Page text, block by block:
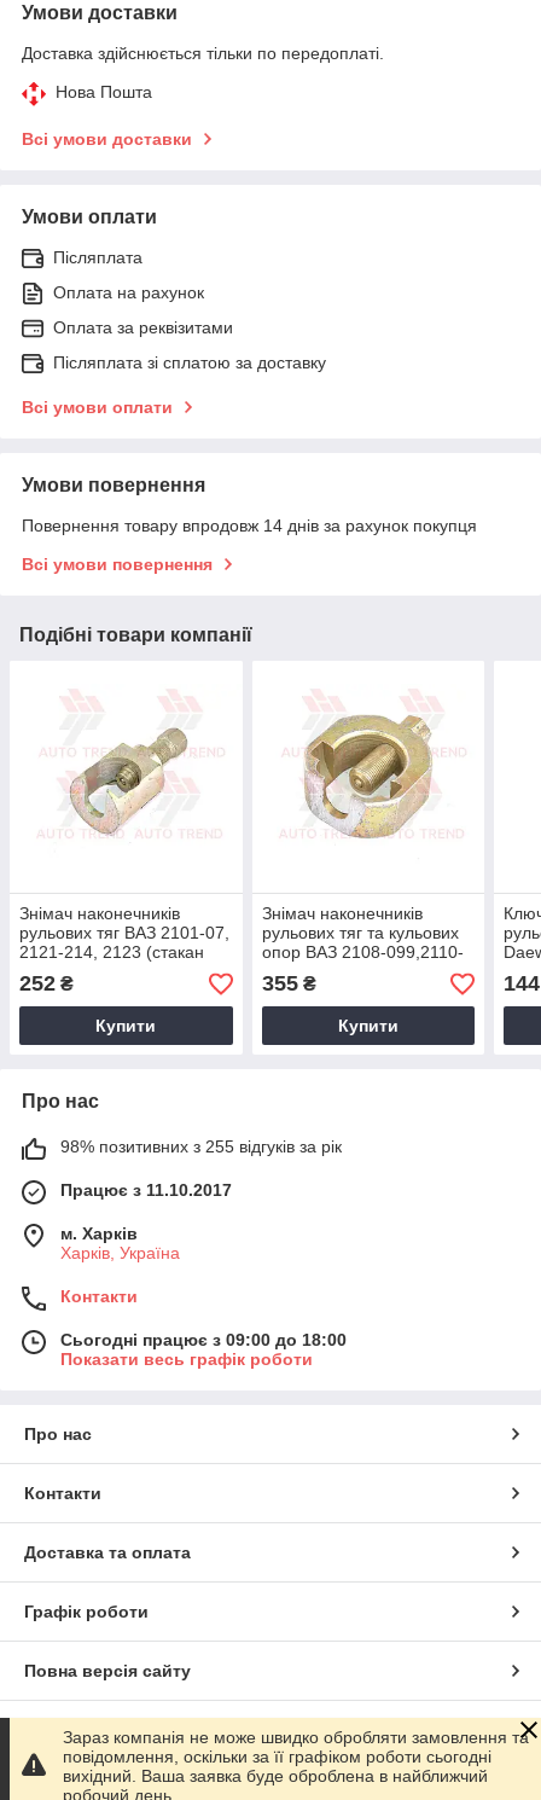
Умови доставки
Доставка здійснюється тільки по передоплаті.
Нова Пошта
Всі умови доставки
Умови оплати
Післяплата
Оплата на рахунок
Оплата за реквізитами
Післяплата зі сплатою за доставку
Всі умови оплати
Умови повернення
Повернення товару впродовж 14 днів за рахунок покупця
Всі умови повернення
Подібні товари компанії
Знімач наконечників
рульових тяг ВАЗ 2101-07,
2121-214, 2123 (стакан
малий)
252 ₴
Купити
Знімач наконечників
рульових тяг та кульових
опор ВАЗ 2108-099,2110-
12, 2170
355₴
Купити
144
Про нас
98% позитивних з 255 відгуків за рік
Працює з 11.10.2017
м. Харків
Харків, Україна
Контакти
Сьогодні працює з 09:00 до 18:00
Показати весь графік роботи
Про нас
Контакти
Доставка та оплата
Графік роботи
Повна версія сайту
Сайт створено на маркетплейсіProm.ua
Політика конфіденційності
Зараз компанія не може швидко обробляти замовлення та
повідомлення, оскільки за її графіком роботи сьогодні
вихідний. Ваша заявка буде оброблена в найближчий
робочий день.